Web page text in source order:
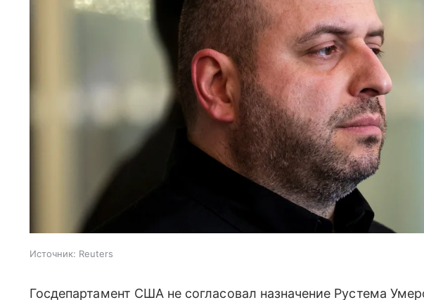
Источник: Reuters
Госдепартамент США не согласовал назначение Рустема